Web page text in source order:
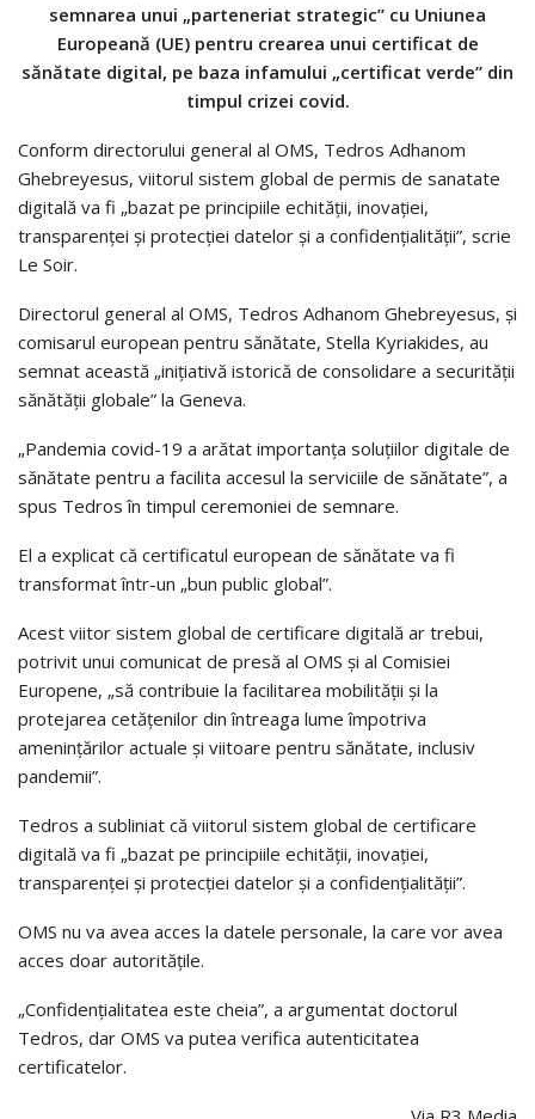
semnarea unui „parteneriat strategic” cu Uniunea
Europeană (UE) pentru crearea unui certificat de
sănătate digital, pe baza infamului „certificat verde” din
timpul crizei covid.
Conform directorului general al OMS, Tedros Adhanom
Ghebreyesus, viitorul sistem global de permis de sanatate
digitală va fi „bazat pe principiile echității, inovației,
transparenței și protecției datelor și a confidențialității”, scrie
Le Soir.
Directorul general al OMS, Tedros Adhanom Ghebreyesus, și
comisarul european pentru sănătate, Stella Kyriakides, au
semnat această „inițiativă istorică de consolidare a securității
sănătății globale” la Geneva.
„Pandemia covid-19 a arătat importanța soluțiilor digitale de
sănătate pentru a facilita accesul la serviciile de sănătate”, a
spus Tedros în timpul ceremoniei de semnare.
El a explicat că certificatul european de sănătate va fi
transformat într-un „bun public global”.
Acest viitor sistem global de certificare digitală ar trebui,
potrivit unui comunicat de presă al OMS și al Comisiei
Europene, „să contribuie la facilitarea mobilității și la
protejarea cetățenilor din întreaga lume împotriva
amenințărilor actuale și viitoare pentru sănătate, inclusiv
pandemii”.
Tedros a subliniat că viitorul sistem global de certificare
digitală va fi „bazat pe principiile echității, inovației,
transparenței și protecției datelor și a confidențialității”.
OMS nu va avea acces la datele personale, la care vor avea
acces doar autoritățile.
„Confidențialitatea este cheia”, a argumentat doctorul
Tedros, dar OMS va putea verifica autenticitatea
certificatelor.